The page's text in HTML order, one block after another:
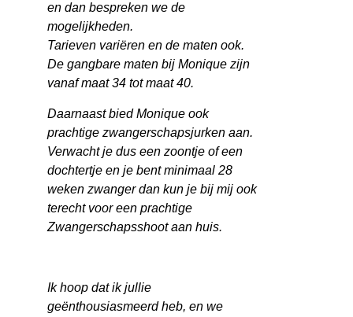
en dan bespreken we de
mogelijkheden.
Tarieven variëren en de maten ook.
De gangbare maten bij Monique zijn
vanaf maat 34 tot maat 40.
Daarnaast bied Monique ook
prachtige zwangerschapsjurken aan.
Verwacht je dus een zoontje of een
dochtertje en je bent minimaal 28
weken zwanger dan kun je bij mij ook
terecht voor een prachtige
Zwangerschapsshoot aan huis.
Ik hoop dat ik jullie
geënthousiasmeerd heb, en we